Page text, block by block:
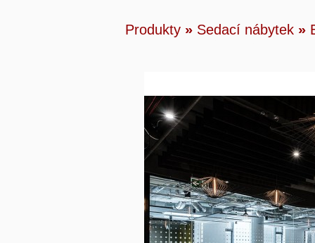
Produkty » Sedací nábytek »
Produkty » Sedací